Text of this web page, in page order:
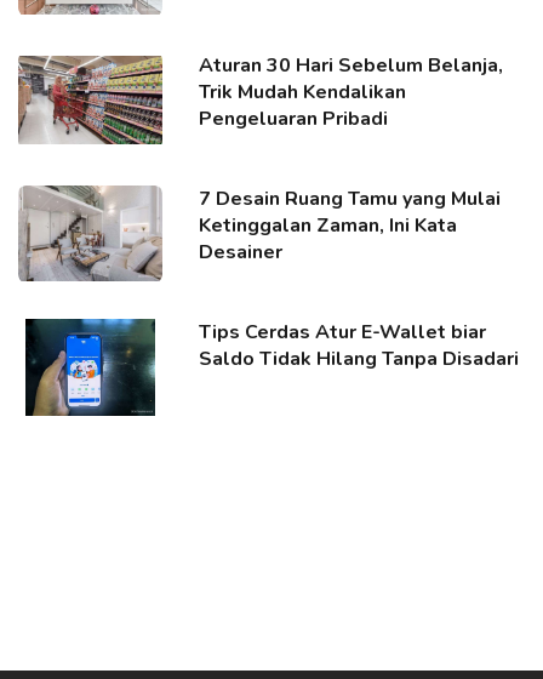
Aturan 30 Hari Sebelum Belanja,
Trik Mudah Kendalikan
Pengeluaran Pribadi
7 Desain Ruang Tamu yang Mulai
Ketinggalan Zaman, Ini Kata
Desainer
Tips Cerdas Atur E-Wallet biar
Saldo Tidak Hilang Tanpa Disadari